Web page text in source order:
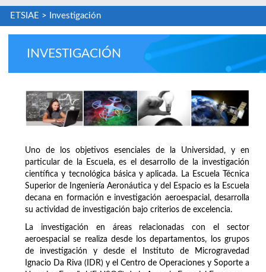
ETSIAE > Investigación
INVESTIGACIÓN
Uno de los objetivos esenciales de la Universidad, y en
particular de la Escuela, es el desarrollo de la investigación
científica y tecnológica básica y aplicada. La Escuela Técnica
Superior de Ingeniería Aeronáutica y del Espacio es la Escuela
decana en formación e investigación aeroespacial, desarrolla
su actividad de investigación bajo criterios de excelencia.
La investigación en áreas relacionadas con el sector
aeroespacial se realiza desde los departamentos, los grupos
de investigación y desde el Instituto de Microgravedad
Ignacio Da Riva (IDR) y el Centro de Operaciones y Soporte a